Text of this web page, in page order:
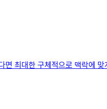
최대한 구체적으로 맥락에